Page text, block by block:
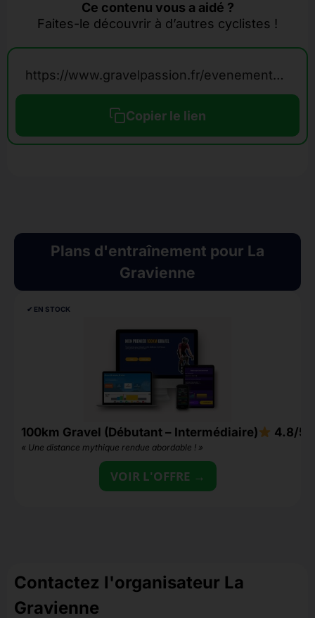
Ce contenu vous a aidé ?
Faites-le découvrir à d’autres cyclistes !
https://www.gravelpassion.fr/evenements-calendrier-gravel/la-gravienne/
Copier le lien
Plans d'entraînement pour La
Gravienne
✔︎ EN STOCK
100km Gravel (Débutant – Intermédiaire) 4.8/5
« Une distance mythique rendue abordable ! »
VOIR L'OFFRE →
Contactez l'organisateur La
Gravienne